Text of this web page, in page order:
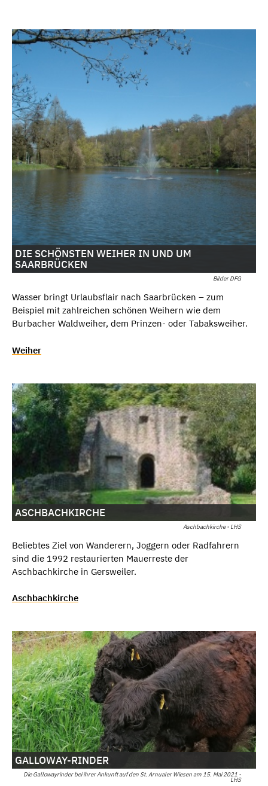
Bilder DFG
DIE SCHÖNSTEN WEIHER IN UND UM
SAARBRÜCKEN
Wasser bringt Urlaubsflair nach Saarbrücken – zum
Beispiel mit zahlreichen schönen Weihern wie dem
Burbacher Waldweiher, dem Prinzen- oder Tabaksweiher.
Weiher
Aschbachkirche - LHS
ASCHBACHKIRCHE
Beliebtes Ziel von Wanderern, Joggern oder Radfahrern
sind die 1992 restaurierten Mauerreste der
Aschbachkirche in Gersweiler.
Aschbachkirche
Die Gallowayrinder bei ihrer Ankunft auf den St. Arnualer Wiesen am 15. Mai 2021 -
LHS
GALLOWAY-RINDER